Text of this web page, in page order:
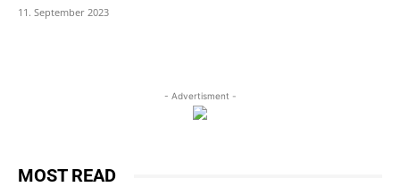
11. September 2023
- Advertisment -
MOST READ